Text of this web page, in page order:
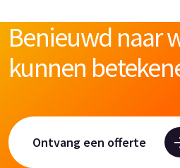
Benieuwd naar
kunnen
Ontvang een offerte